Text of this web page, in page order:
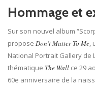
Hommage et
Sur son nouvel album
propose Don’t Matter To Me,
National Portrait Gallery de
thématique The Wall ce 29
60e anniversaire de la